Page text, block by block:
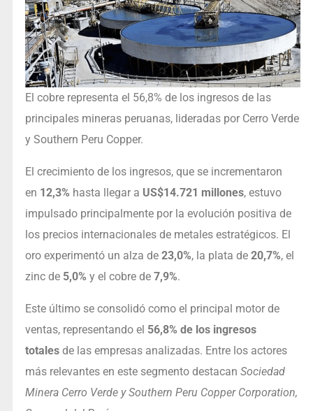
El cobre representa el 56,8% de los ingresos de las
principales mineras peruanas, lideradas por Cerro Verde
y Southern Peru Copper.
El crecimiento de los ingresos, que se incrementaron
en 12,3% hasta llegar a US$14.721 millones, estuvo
impulsado principalmente por la evolución positiva de
los precios internacionales de metales estratégicos. El
oro experimentó un alza de 23,0%, la plata de 20,7%, el
zinc de 5,0% y el cobre de 7,9%.
Este último se consolidó como el principal motor de
ventas, representando el 56,8% de los ingresos
totalesde las empresas analizadas. Entre los actores
más relevantes en este segmento destacan Sociedad
Minera Cerro Verde y Southern Peru Copper Corporation,